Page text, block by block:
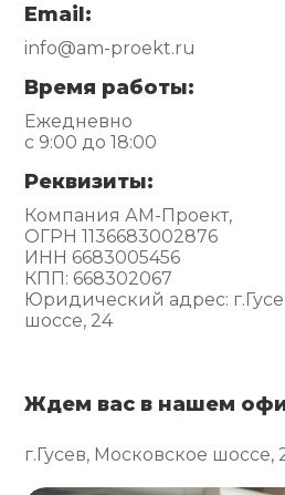
Email:
info@am-proekt.ru
Время работы:
Ежедневно
с 9:00 до 18:00
Реквизиты:
Компания АМ-Проект,
ОГРН 1136683002876
ИНН 6683005456
КПП: 668302067
Юридический адрес:
шоссе, 24
Ждем вас в нашем
г.Гусев, Московское шоссе,